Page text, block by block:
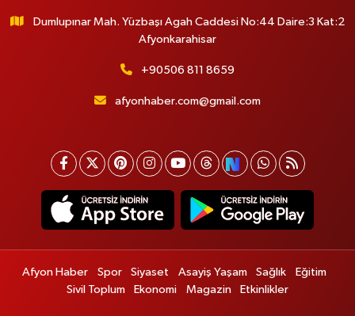
Dumlupınar Mah. Yüzbaşı Agah Caddesi No:44 Daire:3 Kat:2
Afyonkarahisar
+90506 811 8659
afyonhaber.com@gmail.com
Afyon Haber Spor Siyaset Asayiş Yaşam Sağlık
Eğitim
Sivil Toplum
Ekonomi Magazin Etkinlikler